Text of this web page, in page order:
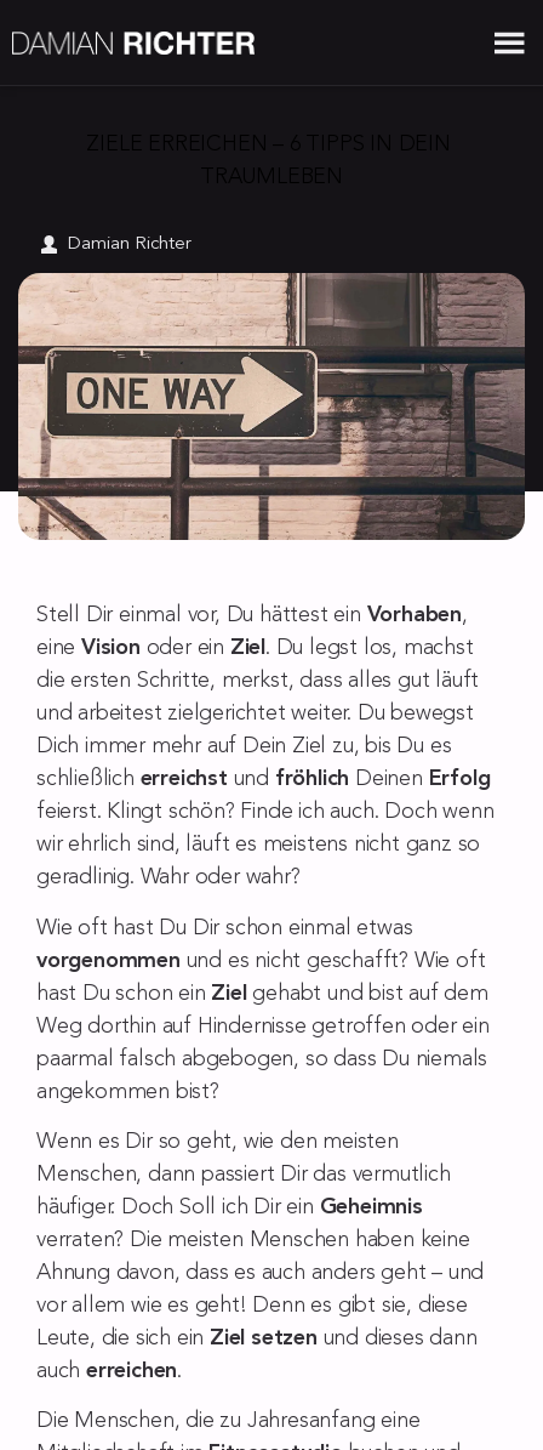
Damian Richter
Stell Dir einmal vor, Du hättest ein Vorhaben,
eine Vision oder ein Ziel . Du legst los, machst
die ersten Schritte, merkst, dass alles gut läuft
und arbeitest zielgerichtet weiter. Du bewegst
Dich immer mehr auf Dein Ziel zu, bis Du es
schließlich erreichst und fröhlich Deinen Erfolg
feierst. Klingt schön? Finde ich auch. Doch wenn
wir ehrlich sind, läuft es meistens nicht ganz so
geradlinig. Wahr oder wahr?
Wie oft hast Du Dir schon einmal etwas
vorgenommen und es nicht geschafft? Wie oft
hast Du schon ein Ziel gehabt und bist auf dem
Weg dorthin auf Hindernisse getroffen oder ein
paarmal falsch abgebogen, so dass Du niemals
angekommen bist?
Wenn es Dir so geht, wie den meisten
Menschen, dann passiert Dir das vermutlich
häufiger. Doch Soll ich Dir ein Geheimnis
verraten? Die meisten Menschen haben keine
Ahnung davon, dass es auch anders geht – und
vor allem wie es geht! Denn es gibt sie, diese
Leute, die sich ein Ziel setzen und dieses dann
auch erreichen.
Die Menschen, die zu Jahresanfang eine